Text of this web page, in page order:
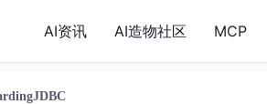
AI资讯 AI造物社区 MCP